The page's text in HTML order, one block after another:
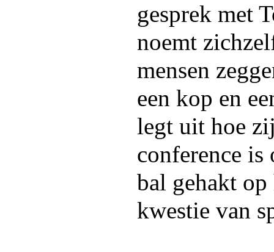
gesprek met
noemt
mensen
een kop en
legt uit hoe
conference is
bal gehakt
kwestie van